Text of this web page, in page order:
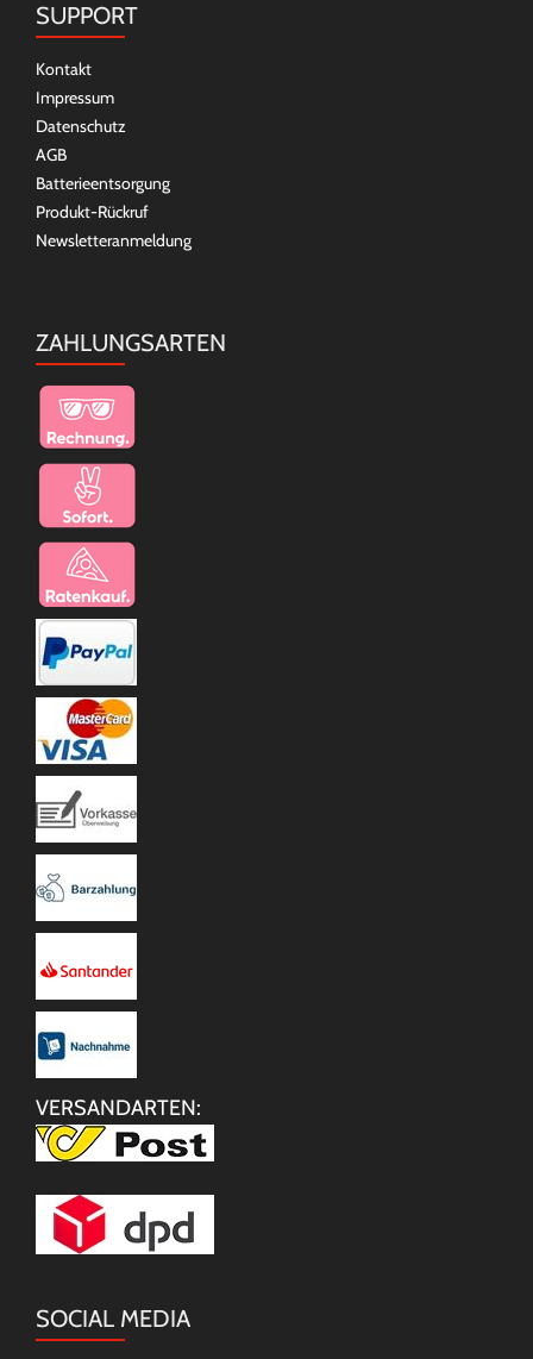
SUPPORT
Kontakt
Impressum
Datenschutz
AGB
Batterieentsorgung
Produkt-Rückruf
Newsletteranmeldung
ZAHLUNGSARTEN
VERSANDARTEN:
SOCIAL MEDIA